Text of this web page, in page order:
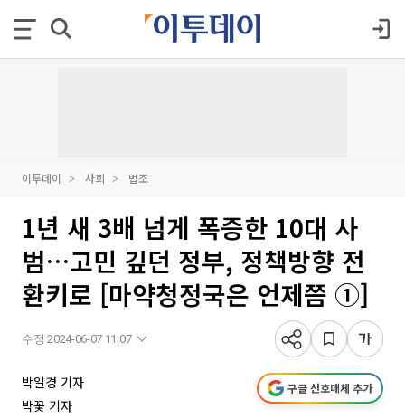
이투데이 사회 법조
1년 새 3배 넘게 폭증한 10대 사
범…고민 깊던 정부, 정책방향 전
환키로 [마약청정국은 언제쯤 ①]
수정 2024-06-07 11:07
박일경 기자
박꽃 기자
구글 선호매체 추가